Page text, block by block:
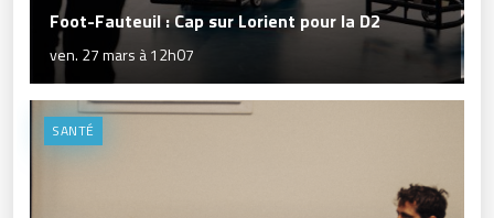
Foot-Fauteuil : Cap sur Lorient pour la D2
ven. 27 mars à 12h07
SANTÉ